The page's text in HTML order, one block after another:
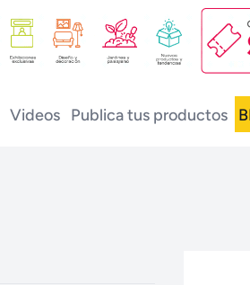
Videos Publica tus productos